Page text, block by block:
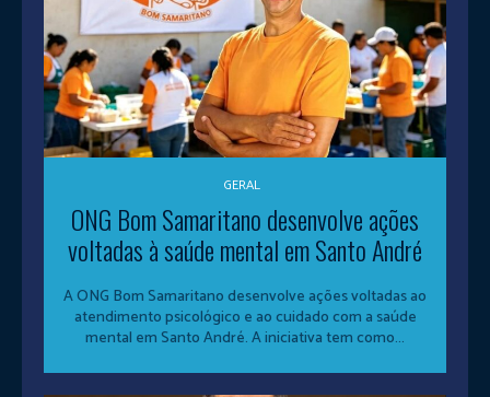
GERAL
ONG Bom Samaritano desenvolve ações
voltadas à saúde mental em Santo André
A ONG Bom Samaritano desenvolve ações voltadas ao
atendimento psicológico e ao cuidado com a saúde
mental em Santo André. A iniciativa tem como...